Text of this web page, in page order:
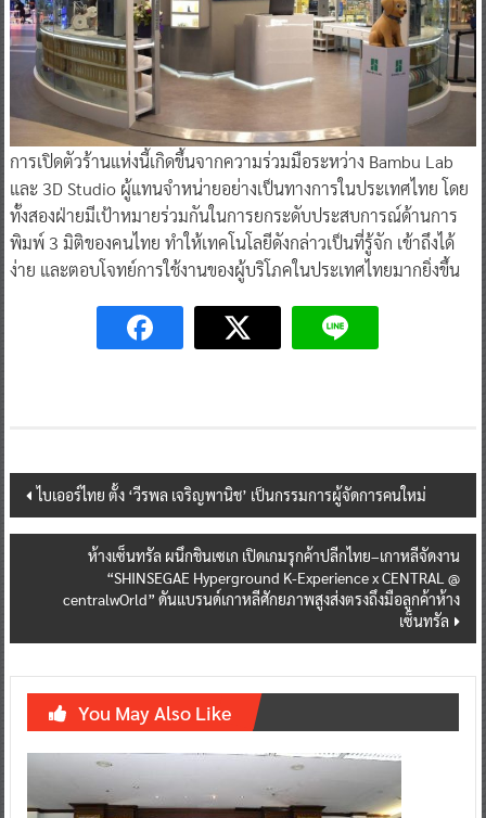
การเปิดตัวร้านแห่งนี้เกิดขึ้นจากความร่วมมือระหว่าง Bambu Lab
และ 3D Studio ผู้แทนจำหน่ายอย่างเป็นทางการในประเทศไทย โดย
ทั้งสองฝ่ายมีเป้าหมายร่วมกันในการยกระดับประสบการณ์ด้านการ
พิมพ์ 3 มิติของคนไทย ทำให้เทคโนโลยีดังกล่าวเป็นที่รู้จัก เข้าถึงได้
ง่าย และตอบโจทย์การใช้งานของผู้บริโภคในประเทศไทยมากยิ่งขึ้น
Post
navigation
ไบเออร์ไทย ตั้ง ‘วีรพล เจริญพานิช’ เป็นกรรมการผู้จัดการคนใหม่
ห้างเซ็นทรัล ผนึกชินเซเก เปิดเกมรุกค้าปลีกไทย–เกาหลีจัดงาน
“SHINSEGAE Hyperground K-Experience x CENTRAL @
centralwOrld” ดันแบรนด์เกาหลีศักยภาพสูงส่งตรงถึงมือลูกค้าห้าง
เซ็นทรัล
You May Also Like